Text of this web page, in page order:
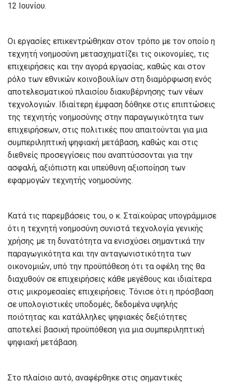
12 Ιουνίου.
Οι εργασίες επικεντρώθηκαν στον τρόπο με τον οποίο η
τεχνητή νοημοσύνη μετασχηματίζει τις οικονομίες, τις
επιχειρήσεις και την αγορά εργασίας, καθώς και στον
ρόλο των εθνικών κοινοβουλίων στη διαμόρφωση ενός
αποτελεσματικού πλαισίου διακυβέρνησης των νέων
τεχνολογιών. Ιδιαίτερη έμφαση δόθηκε στις επιπτώσεις
της τεχνητής νοημοσύνης στην παραγωγικότητα των
επιχειρήσεων, στις πολιτικές που απαιτούνται για μια
συμπεριληπτική ψηφιακή μετάβαση, καθώς και στις
διεθνείς προσεγγίσεις που αναπτύσσονται για την
ασφαλή, αξιόπιστη και υπεύθυνη αξιοποίηση των
εφαρμογών τεχνητής νοημοσύνης.
Κατά τις παρεμβάσεις του, ο κ. Σταϊκούρας υπογράμμισε
ότι η τεχνητή νοημοσύνη συνιστά τεχνολογία γενικής
χρήσης με τη δυνατότητα να ενισχύσει σημαντικά την
παραγωγικότητα και την ανταγωνιστικότητα των
οικονομιών, υπό την προϋπόθεση ότι τα οφέλη της θα
διαχυθούν σε επιχειρήσεις κάθε μεγέθους και ιδιαίτερα
στις μικρομεσαίες επιχειρήσεις. Τόνισε ότι η πρόσβαση
σε υπολογιστικές υποδομές, δεδομένα υψηλής
ποιότητας και κατάλληλες ψηφιακές δεξιότητες
αποτελεί βασική προϋπόθεση για μια συμπεριληπτική
ψηφιακή μετάβαση.
Στο πλαίσιο αυτό, αναφέρθηκε στις σημαντικές